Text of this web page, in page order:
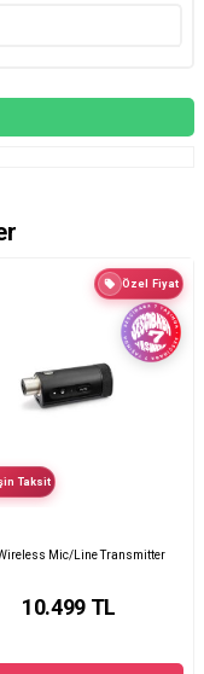
Özel Fiyat
Taksit
Mic/Line Transmitter
10.499TL